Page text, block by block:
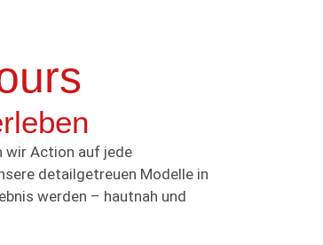
wir Action auf jede
detailgetreuen Modelle in
werden – hautnah und